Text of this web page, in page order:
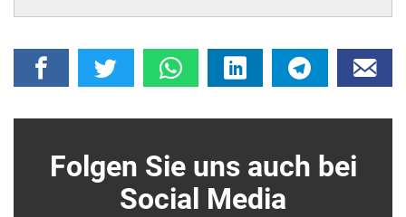
Folgen Sie uns auch bei
Social Media